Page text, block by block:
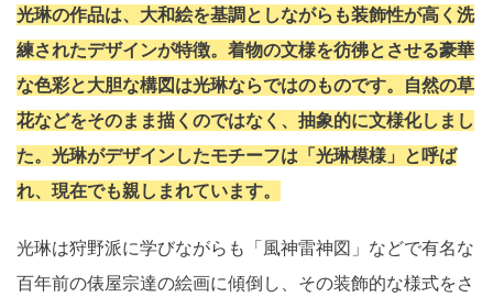
光琳の作品は、大和絵を基調としながらも装飾性が高く洗
練されたデザインが特徴。着物の文様を彷彿とさせる豪華
な色彩と大胆な構図は光琳ならではのものです。自然の草
花などをそのまま描くのではなく、抽象的に文様化しまし
た。光琳がデザインしたモチーフは「光琳模様」と呼ば
れ、現在でも親しまれています。
光琳は狩野派に学びながらも「風神雷神図」などで有名な
百年前の俵屋宗達の絵画に傾倒し、その装飾的な様式をさ